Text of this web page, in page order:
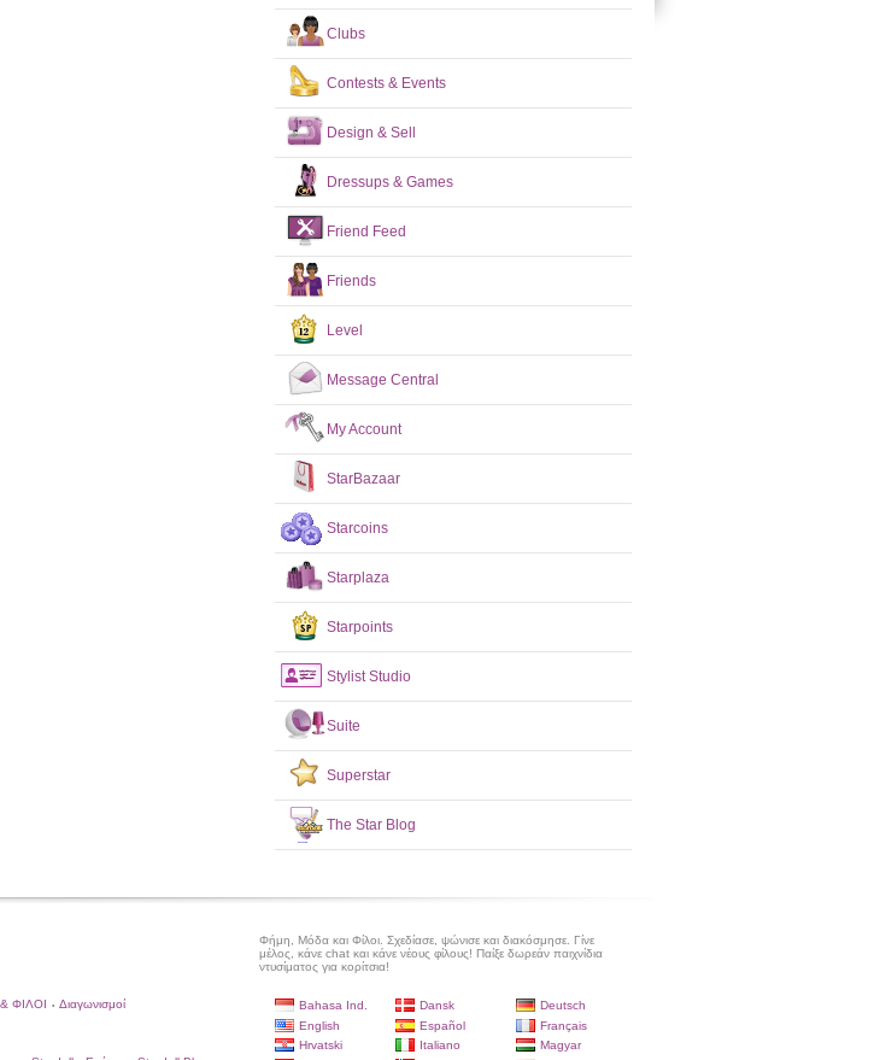
Clubs
Contests & Events
Design & Sell
Dressups & Games
Friend Feed
Friends
Level
Message Central
My Account
StarBazaar
Starcoins
Starplaza
Starpoints
Stylist Studio
Suite
Superstar
The Star Blog
Φήμη, Μόδα και Φίλοι. Σχεδίασε, ψώνισε και διακόσμησε. Γίνε
μέλος, κάνε chat και κάνε νέους φίλους! Παίξε δωρεάν παιχνίδια
ντυσίματος για κορίτσια!
ΦΙΛΟΙ • Διαγωνισμοί Bahasa Ind. Dansk
Deutsch
English
Español
Français
Hrvatski
Italiano
Magyar